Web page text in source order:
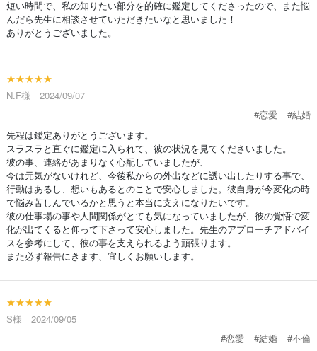
短い時間で、私の知りたい部分を的確に鑑定してくださったので、また悩
んだら先生に相談させていただきたいなと思いました！
ありがとうございました。
★★★★★
N.F様 2024/09/07
#恋愛
#結婚
先程は鑑定ありがとうございます。
スラスラと直ぐに鑑定に入られて、彼の状況を見てくださいました。
彼の事、連絡があまりなく心配していましたが、
今は元気がないけれど、今後私からの外出などに誘い出したりする事で、
行動はあるし、想いもあるとのことで安心しました。彼自身が今変化の時
で悩み苦しんでいるかと思うと本当に支えになりたいです。
彼の仕事場の事や人間関係がとても気になっていましたが、彼の覚悟で変
化が出てくると仰って下さって安心しました。先生のアプローチアドバイ
スを参考にして、彼の事を支えられるよう頑張ります。
また必ず報告にきます、宜しくお願いします。
★★★★★
S様 2024/09/05
#恋愛
#結婚
#不倫